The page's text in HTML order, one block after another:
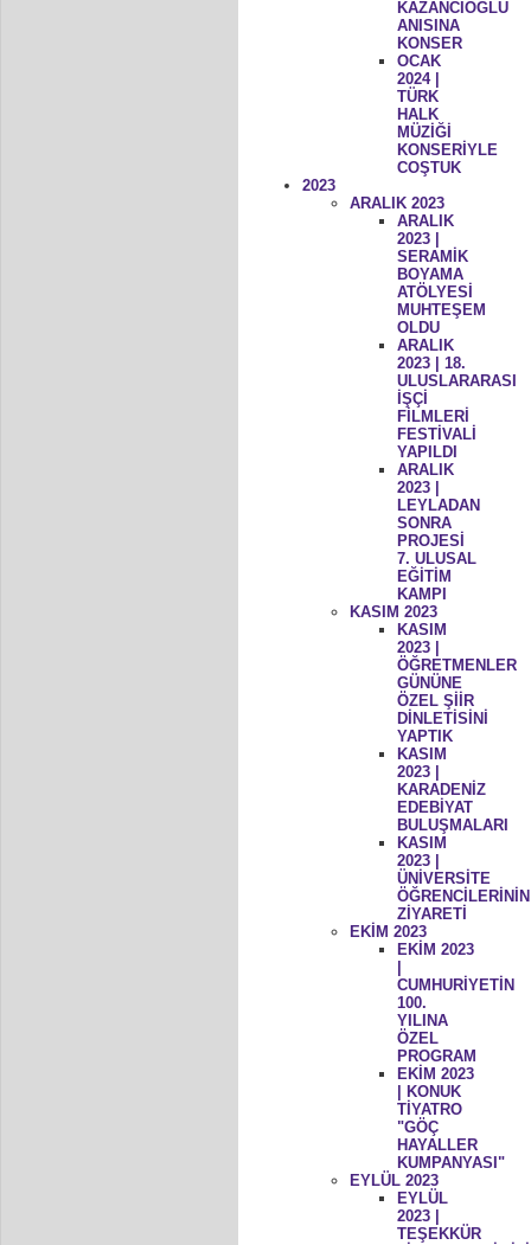
KAZANCIOĞLU
ANISINA
KONSER
OCAK
2024 |
TÜRK
HALK
MÜZİĞİ
KONSERİYLE
COŞTUK
2023
ARALIK 2023
ARALIK
2023 |
SERAMİK
BOYAMA
ATÖLYESİ
MUHTEŞEM
OLDU
ARALIK
2023 | 18.
ULUSLARARASI
İŞÇİ
FİLMLERİ
FESTİVALİ
YAPILDI
ARALIK
2023 |
LEYLADAN
SONRA
PROJESİ
7. ULUSAL
EĞİTİM
KAMPI
KASIM 2023
KASIM
2023 |
ÖĞRETMENLER
GÜNÜNE
ÖZEL ŞİİR
DİNLETİSİNİ
YAPTIK
KASIM
2023 |
KARADENİZ
EDEBİYAT
BULUŞMALARI
KASIM
2023 |
ÜNİVERSİTE
ÖĞRENCİLERİNİN
ZİYARETİ
EKİM 2023
EKİM 2023
CUMHURİYETİN
100.
YILINA
ÖZEL
PROGRAM
EKİM 2023
| KONUK
TİYATRO
"GÖÇ
HAYALLER
KUMPANYASI"
EYLÜL 2023
EYLÜL
2023 |
TEŞEKKÜR